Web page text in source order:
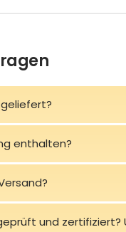
enthalten?
und